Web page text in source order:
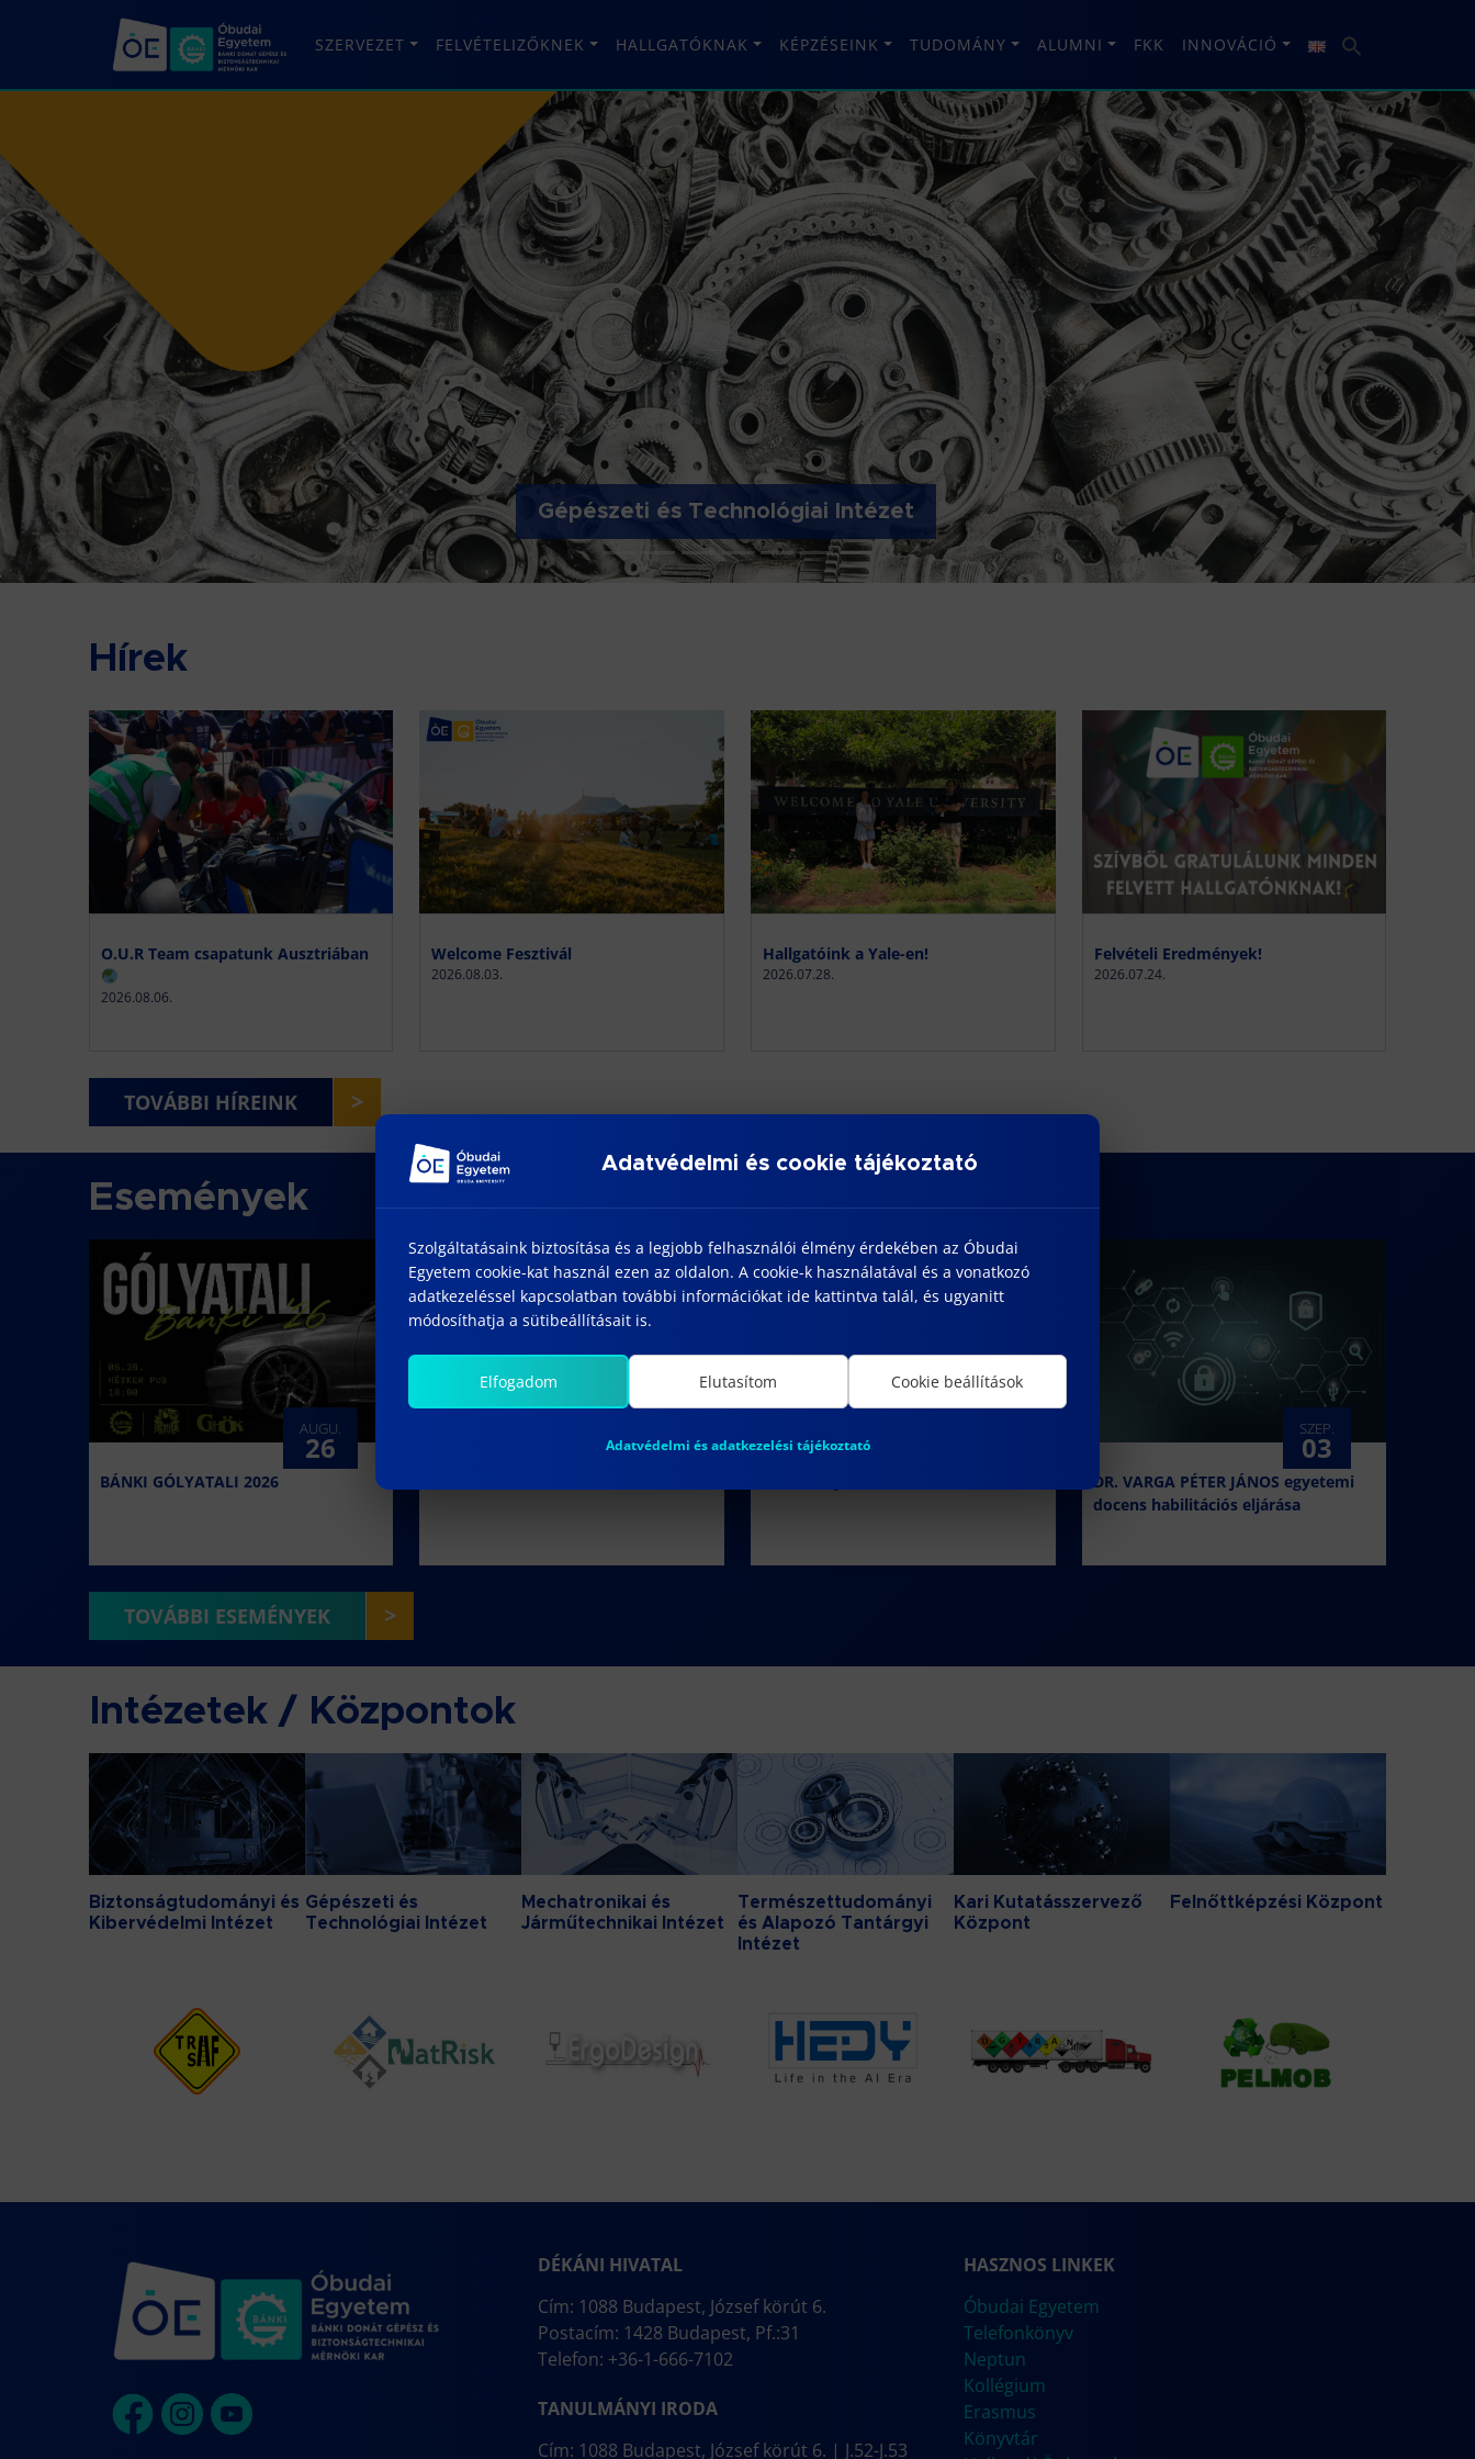
SZERVEZET FELVÉTELIZŐKNEK HALLGATÓKNAK KÉPZÉSEINK TUDOMÁNY ALUMNI FKK INNOVÁCIÓ
Gépészeti és Technológiai Intézet
Hírek
O.U.R Team csapatunk Ausztriában
2026.08.06.
Welcome Fesztivál
2026.08.03.
Hallgatóink a Yale-en!
2026.07.28.
Felvételi Eredmények!
2026.07.24.
TOVÁBBI HÍREINK >
Események
BÁNKI GÓLYATALI 2026
AUGU.
26 01
DR. VARGA PÉTER JÁNOS egyetemi
docens habilitációs eljárása
SZEP.
03
TOVÁBBI ESEMÉNYEK >
Intézetek / Központok
Biztonságtudományi és
Kibervédelmi Intézet
Gépészeti és
Technológiai Intézet
Mechatronikai és
Járműtechnikai Intézet
Természettudományi
és Alapozó Tantárgyi
Intézet
Kari Kutatásszervező
Központ
Felnőttképzési Központ
DÉKÁNI HIVATAL
Cím: 1088 Budapest, József körút 6.
Postacím: 1428 Budapest, Pf.:31
Telefon: +36-1-666-7102
TANULMÁNYI IRODA
Cím: 1088 Budapest, József körút 6. | J.52-J.53
HASZNOS LINKEK
Óbudai Egyetem
Telefonkönyv
Neptun
Kollégium
Erasmus
Könyvtár
Adatvédelmi és cookie tájékoztató
Szolgáltatásaink biztosítása és a legjobb felhasználói élmény érdekében az Óbudai
Egyetem cookie-kat használ ezen az oldalon. A cookie-k használatával és a vonatkozó
adatkezeléssel kapcsolatban további információkat ide kattintva talál, és ugyanitt
módosíthatja a sütibeállításait is.
Elfogadom Elutasítom Cookie beállítások
Adatvédelmi és adatkezelési tájékoztató